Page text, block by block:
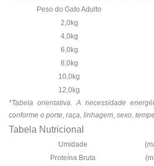
Peso do Gato Adulto
2,0kg
4,0kg
6,0kg
8,0kg
10,0kg
12,0kg
*Tabela orientativa. A necessidade
conforme o porte, raça, linhagem, sexo,
Tabela Nutricional
Umidade
Proteína Bruta